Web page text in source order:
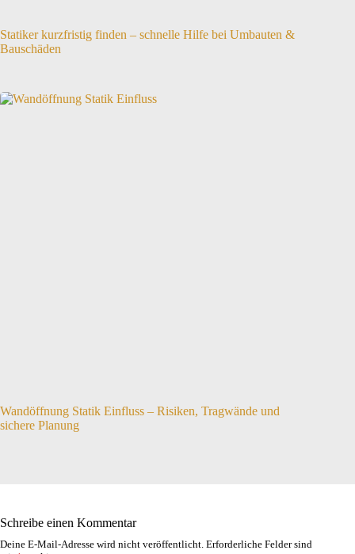
Statiker kurzfristig finden – schnelle Hilfe bei Umbauten &
Bauschäden
Wandöffnung Statik Einfluss – Risiken, Tragwände und
sichere Planung
Schreibe einen Kommentar
Deine E-Mail-Adresse wird nicht veröffentlicht. Erforderliche Felder sind